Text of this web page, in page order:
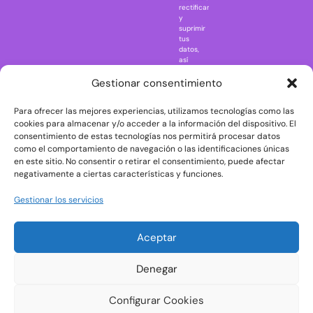
Gestionar consentimiento
Para ofrecer las mejores experiencias, utilizamos tecnologías como las
cookies para almacenar y/o acceder a la información del dispositivo. El
consentimiento de estas tecnologías nos permitirá procesar datos
como el comportamiento de navegación o las identificaciones únicas
en este sitio. No consentir o retirar el consentimiento, puede afectar
negativamente a ciertas características y funciones.
Gestionar los servicios
Aceptar
Denegar
Configurar Cookies
Rick and
The Big Bang
Theory
The Blues
Brothers
The
The Shining
rectificar
y
suprimir
tus
datos,
así
ejercer
consultando
la
información
adicional
y
detallada
sobre